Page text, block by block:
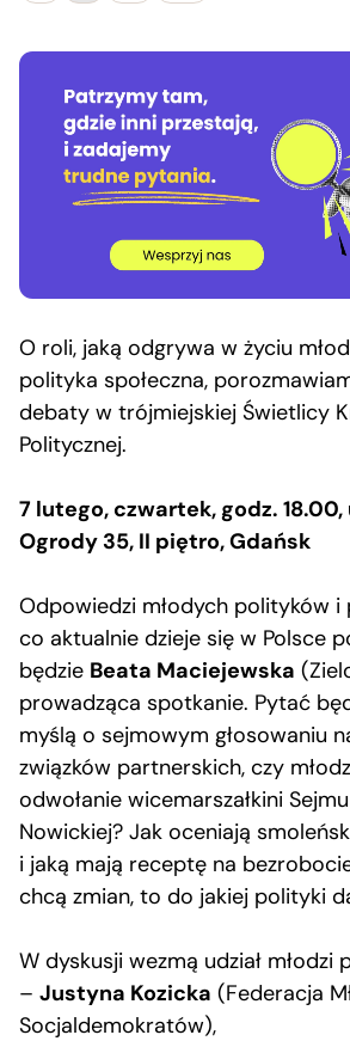
O roli, jaką odgrywa w życiu
polityka społeczna,
debaty w trójmiejskiej Świetlicy
Politycznej.
7 lutego, czwartek, godz. 18.00,
Ogrody 35, II piętro, Gdańsk
Odpowiedzi młodych polityków i
co aktualnie dzieje się w Polsce
będzie Beata Maciejewska
prowadząca spotkanie. Pytać
myślą o sejmowym głosowaniu
związków partnerskich, czy
odwołanie wicemarszałkini
Nowickiej? Jak oceniają
i jaką mają receptę na
chcą zmian, to do jakiej polityki
W dyskusji wezmą udział młodzi
– Justyna Kozicka (Federacja
Socjaldemokratów),